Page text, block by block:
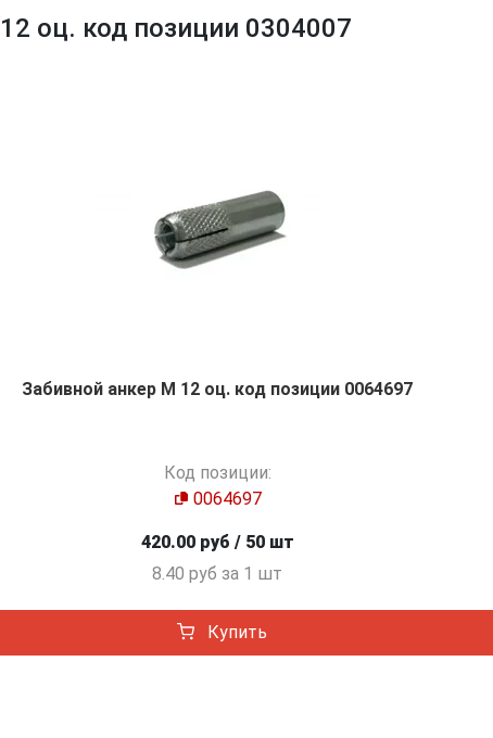
оц. код позиции 0304007
Забивной анкер М 12 оц. код позиции 0064697
Код позиции:
0064697
420.00 руб / 50 шт
8.40 руб за 1 шт
Купить